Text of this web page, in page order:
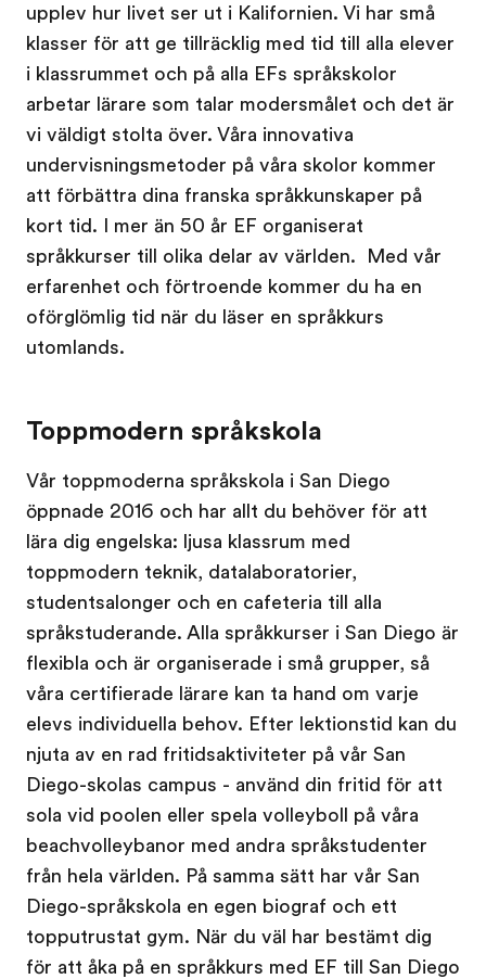
upplev hur livet ser ut i Kalifornien. Vi har små
klasser för att ge tillräcklig med tid till alla elever
i klassrummet och på alla EFs språkskolor
arbetar lärare som talar modersmålet och det är
vi väldigt stolta över. Våra innovativa
undervisningsmetoder på våra skolor kommer
att förbättra dina franska språkkunskaper på
kort tid. I mer än 50 år EF organiserat
språkkurser till olika delar av världen. Med vår
erfarenhet och förtroende kommer du ha en
oförglömlig tid när du läser en språkkurs
utomlands.
Toppmodern språkskola
Vår toppmoderna språkskola i San Diego
öppnade 2016 och har allt du behöver för att
lära dig engelska: ljusa klassrum med
toppmodern teknik, datalaboratorier,
studentsalonger och en cafeteria till alla
språkstuderande. Alla språkkurser i San Diego är
flexibla och är organiserade i små grupper, så
våra certifierade lärare kan ta hand om varje
elevs individuella behov. Efter lektionstid kan du
njuta av en rad fritidsaktiviteter på vår San
Diego-skolas campus - använd din fritid för att
sola vid poolen eller spela volleyboll på våra
beachvolleybanor med andra språkstudenter
från hela världen. På samma sätt har vår San
Diego-språkskola en egen biograf och ett
topputrustat gym. När du väl har bestämt dig
för att åka på en språkkurs med EF till San Diego